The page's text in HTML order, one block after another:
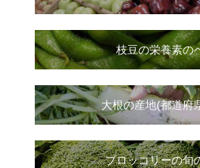
枝豆の栄養素の
大根の産地(都道府
ブロッコリーの旬